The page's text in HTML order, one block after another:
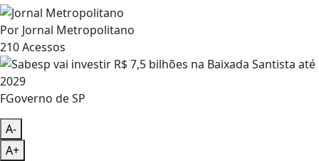
Por Jornal Metropolitano
210Acessos
FGoverno de SP
A-
A+